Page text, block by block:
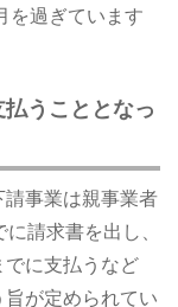
を過ぎています
うこととなっ
事業は親事業者
請求書を出し、
でに支払うなど
が定められてい